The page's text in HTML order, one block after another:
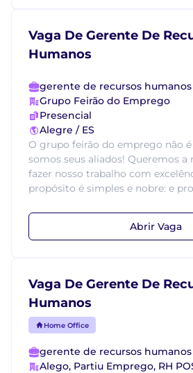
Vaga De Gerente De
Humanos
gerente de recursos humanos
Grupo Feirão do Emprego
Presencial
Alegre / ES
O grupo feirão do emprego não
somos seus aliados! Queremos a
fazer nosso trabalho com
propósito é simples e nobre: e
Abrir Vaga
Vaga De Gerente De
Humanos
Home Office
gerente de recursos humanos
Alego, Partiu Emprego, RH